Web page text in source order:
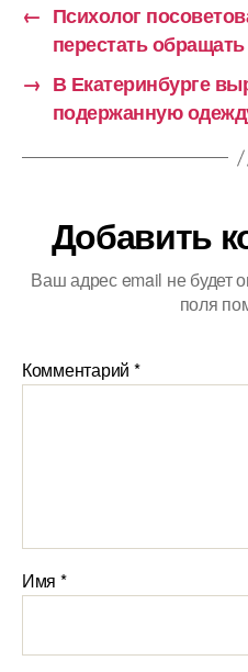
← Психолог
перестать
→ В Екатеринбурге
подержанную
Добавить
Ваш адрес email не будет
поля
Комментарий *
Имя *